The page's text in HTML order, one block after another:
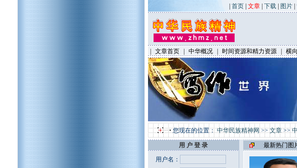
首页 文章 下载 图片
文章首页 中华概况 时间资源和精力资源 横
您现在的位置：中华民族精神网>>文章>>
用 户 登 录
用户名：
最新热门图